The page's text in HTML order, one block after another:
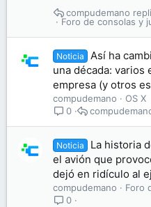
Foro de consolas y
compudemano
Noticia
Así ha
una década: varios
empresa (y otros
compudemano
OS X
0
Noticia
La historia
el avión que
dejó en ridículo al
compudemano
Foro
0